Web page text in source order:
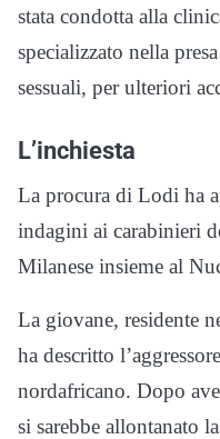
stata condotta alla
specializzato nella
sessuali, per ulteriori
L’inchiesta
La procura di Lodi ha
indagini ai carabinieri
Milanese insieme al
La giovane, residente
ha descritto
nordafricano. Dopo
si sarebbe allontanato